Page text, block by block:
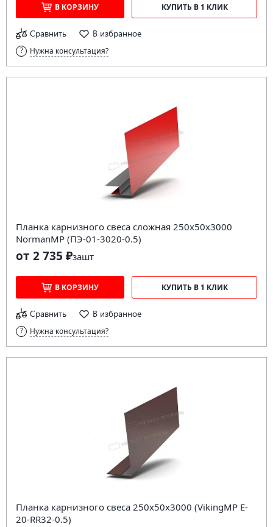
В КОРЗИНУ КУПИТЬ В 1 КЛИК
Сравнить В избранное
Нужна консультация?
Планка карнизного свеса сложная 250х50х3000
NormanMP (ПЭ-01-3020-0.5)
от 2 735 ₽зашт
В КОРЗИНУ КУПИТЬ В 1 КЛИК
Сравнить В избранное
Нужна консультация?
Планка карнизного свеса 250х50х3000 (VikingMP E-
20-RR32-0.5)